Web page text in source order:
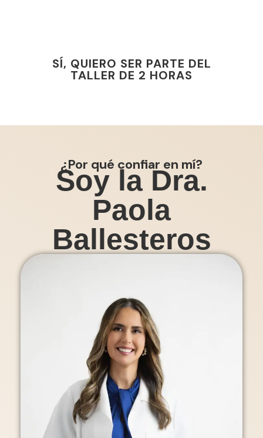
SÍ, QUIERO SER PARTE DEL
TALLER DE 2 HORAS
¿Por qué confiar en mí?
Soy la Dra.
Paola
Ballesteros